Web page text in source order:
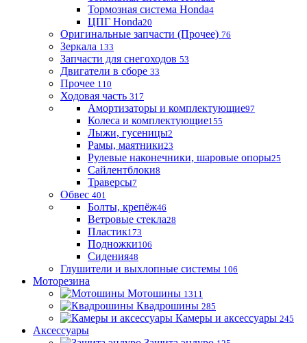
Тормозная система Honda4
ЦПГ Honda20
Оригинальные запчасти (Прочее) 76
Зеркала 133
Запчасти для снегоходов 53
Двигатели в сборе 33
Прочее 110
Ходовая часть 317
Амортизаторы и комплектующие97
Колеса и комплектующие155
Лыжи, гусеницы2
Рамы, маятники23
Рулевые наконечники, шаровые опоры25
Сайлентблоки8
Траверсы7
Обвес 401
Болты, крепёж46
Ветровые стекла28
Пластик173
Подножки106
Сидения48
Глушители и выхлопные системы 106
Моторезина
Мотошины 1311
Квадрошины 285
Камеры и аксессуары 245
Аксессуары